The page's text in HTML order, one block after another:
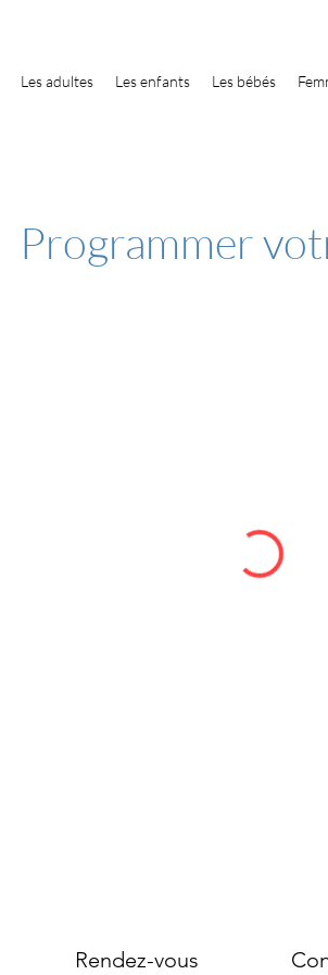
Les adultes Les enfants Les bébés
Programmer
Rendez-vous